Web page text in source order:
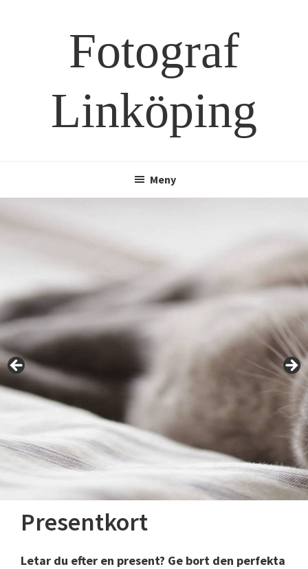
Fotograf
Linköping
Meny
Presentkort
Letar du efter en present? Ge bort den perfekta